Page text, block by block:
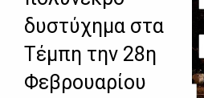
δυστύχημα στα
Τέμπη την 28η
Φεβρουαρίου